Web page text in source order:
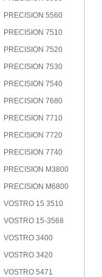
PRECISION 5560
PRECISION 7510
PRECISION 7520
PRECISION 7530
PRECISION 7540
PRECISION 7680
PRECISION 7710
PRECISION 7720
PRECISION 7740
PRECISION M3800
PRECISION M6800
VOSTRO 15 3510
VOSTRO 15-3568
VOSTRO 3400
VOSTRO 3420
VOSTRO 5471